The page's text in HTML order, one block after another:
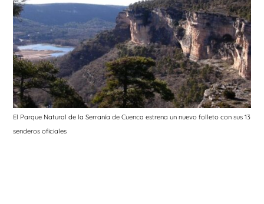
El Parque Natural de la Serranía de Cuenca estrena un nuevo folleto con sus 13
senderos oficiales